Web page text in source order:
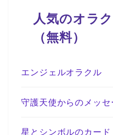
人気のオラ
（無料）
エンジェルオラクル
守護天使からのメッセ
星とシンボルのカード